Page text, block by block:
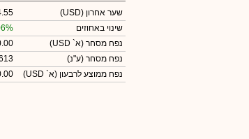
שער אחרון (USD)
שינוי באחוזים
נפח מסחר (א` USD)
נפח מסחר (ע"נ)
נפח ממוצע לרבעון (א` USD)